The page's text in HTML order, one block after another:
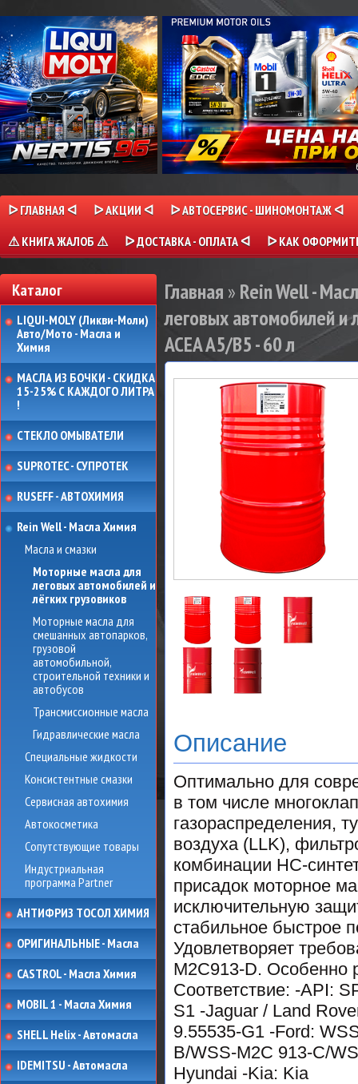
ᐅ ГЛАВНАЯ ᐊ ᐅ АКЦИИ ᐊ
ᐅ АВТОСЕРВИС - ШИНОМОНТАЖ ᐊ
⚠ КНИГА ЖАЛОБ ⚠
ᐅ ДОСТАВКА - ОПЛАТА ᐊ ᐅ КАК
Каталог
LIQUI-MOLY (Ликви-Моли)
Авто/Мото - Масла и
Химия
МАСЛА ИЗ БОЧКИ - СКИДКА
15-25% С КАЖДОГО ЛИТРА
!
СТЕКЛО ОМЫВАТЕЛИ
SUPROTEC - СУПРОТЕК
RUSEFF - АВТОХИМИЯ
Rein Well - Масла Химия
Масла и смазки
Моторные масла для
леговых автомобилей и
лёгких грузовиков
Моторные масла для
смешанных автопарков,
грузовой
автомобильной,
строительной техники и
автобусов
Трансмиссионные масла
Гидравлические масла
Специальные жидкости
Консистентные смазки
Сервисная автохимия
Автокосметика
Сопутствующие товары
Индустриальная
программа Partner
АНТИФРИЗ ТОСОЛ ХИМИЯ
ОРИГИНАЛЬНЫЕ - Масла
CASTROL - Масла Химия
MOBIL 1 - Масла Химия
SHELL Helix - Автомасла
IDEMITSU - Автомасла
Главная » Rein Well -
леговых автомобилей и
ACEA A5/B5 - 60 л
Описание
Оптимально для
в том числе
газораспределения,
воздуха (LLK),
комбинации НС-
присадок моторное
исключительную
стабильное быстрое
Удовлетворяет
M2C913-D. Особенно
Соответствие: -API:
S1 -Jaguar / Land
9.55535-G1 -Ford:
B/WSS-M2C 913-C/
Hyundai -Kia: Kia